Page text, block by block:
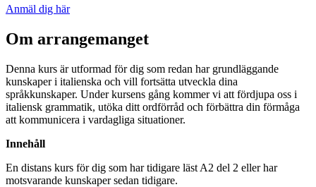
Anmäl dig här
Om arrangemanget
Denna kurs är utformad för dig som redan har grundläggande
kunskaper i italienska och vill fortsätta utveckla dina
språkkunskaper. Under kursens gång kommer vi att fördjupa oss i
italiensk grammatik, utöka ditt ordförråd och förbättra din förmåga
att kommunicera i vardagliga situationer.
Innehåll
En distans kurs för dig som har tidigare läst A2 del 2 eller har
motsvarande kunskaper sedan tidigare.